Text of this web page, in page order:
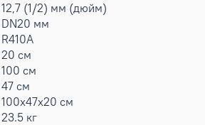
12,7 (1/2) мм (дюйм)
DN20 мм
R410A
20 см
100 см
47 см
100x47x20 см
23.5 кг